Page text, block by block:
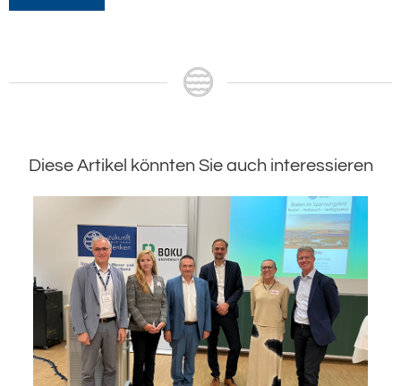
Diese Artikel könnten Sie auch interessieren